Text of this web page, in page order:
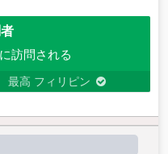
訪問される
最高 フィリピン